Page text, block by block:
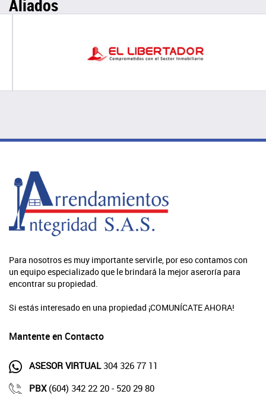
Aliados
Para nosotros es muy importante servirle, por eso contamos con
un equipo especializado que le brindará la mejor aseroría para
encontrar su propiedad.
Si estás interesado en una propiedad ¡COMUNÍCATE AHORA!
Mantente en Contacto
ASESOR VIRTUAL304 326 77 11
PBX (604) 342 22 20 - 520 29 80